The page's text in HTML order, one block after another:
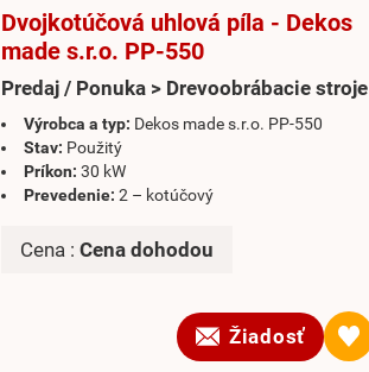
Dvojkotúčová uhlová píla - Dekos
made s.r.o. PP-550
Predaj / Ponuka > Drevoobrábacie stroje
Výrobca a typ: Dekos made s.r.o. PP-550
Stav: Použitý
Príkon: 30 kW
Prevedenie: 2 – kotúčový
Cena : Cena dohodou
Žiadosť